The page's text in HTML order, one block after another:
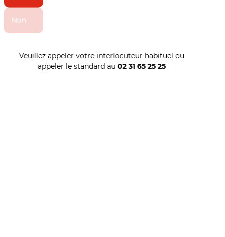
Non
Veuillez appeler votre interlocuteur habituel ou
appeler le standard au 02 31 65 25 25